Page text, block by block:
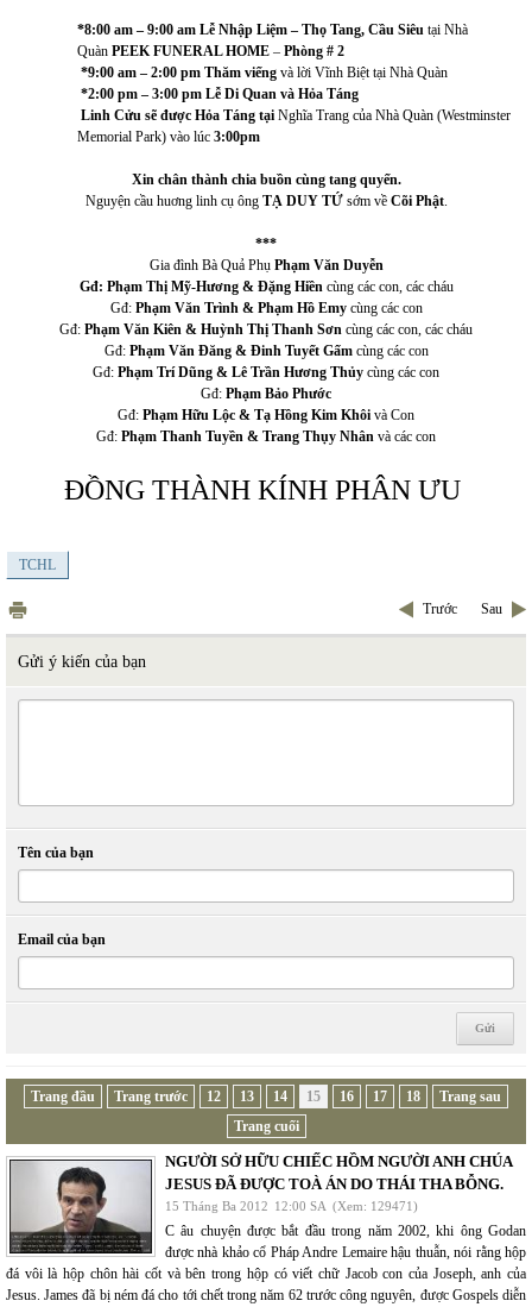
*8:00 am – 9:00 am Lễ Nhập Liệm – Thọ Tang, Cầu Siêu tại Nhà
Quàn PEEK FUNERAL HOME – Phòng # 2
*9:00 am – 2:00 pm Thăm viếng và lời Vĩnh Biệt tại Nhà Quàn
*2:00 pm – 3:00 pm Lễ Di Quan và Hỏa Táng
Linh Cửu sẽ được Hỏa Táng tại Nghĩa Trang của Nhà Quàn (Westminster
Memorial Park) vào lúc 3:00pm
Xin chân thành chia buồn cùng tang quyến.
Nguyện cầu huơng linh cụ ôngTẠ DUY TỨ sớm về Cõi Phật.
***
Gia đình Bà Quả Phụ Phạm Văn Duyễn
Gđ: Phạm Thị Mỹ-Hương & Đặng Hiền cùng các con, các cháu
Gđ: Phạm Văn Trình & Phạm Hồ Emycùng các con
Gđ: Phạm Văn Kiên & Huỳnh Thị Thanh Sơn cùng các con, các cháu
Gđ: Phạm Văn Đăng & Đinh Tuyết Gấmcùng các con
Gđ: Phạm Trí Dũng & Lê Trần Hương Thủy cùng các con
Gđ: Phạm Bảo Phước
Gđ: Phạm Hữu Lộc & Tạ Hồng Kim Khôi và Con
Gđ: Phạm Thanh Tuyền & Trang Thụy Nhân và các con
ĐỒNG THÀNH KÍNH PHÂN ƯU
TCHL
Trước Sau
Gửi ý kiến của bạn
Tên của bạn
Email của bạn
Trang đầu Trang trước 12 13 14 15 16 17 18
Trang sau
Trang cuối
NGƯỜI SỞ HỮU CHIẾC HỒM NGƯỜI ANH CHÚA
JESUS ĐÃ ĐƯỢC TOÀ ÁN DO THÁI THA BỖNG.
15 Tháng Ba 2012 12:00 SA (Xem: 129471)
C âu chuyện được bắt đầu trong năm 2002, khi ông Godan
được nhà khảo cổ Pháp Andre Lemaire hậu thuẫn, nói rằng hộp
đá vôi là hộp chôn hài cốt và bên trong hộp có viết chữ Jacob con của Joseph, anh của
Jesus. James đã bị ném đá cho tới chết trong năm 62 trước công nguyên, được Gospels diễn